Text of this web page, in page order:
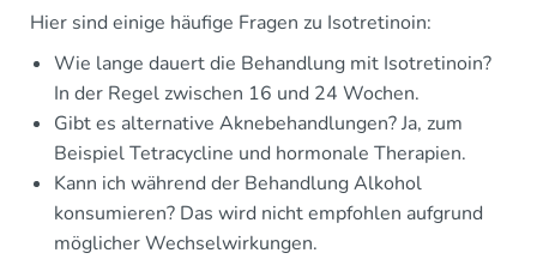
Hier sind einige häufige Fragen zu Isotretinoin:
Wie lange dauert die Behandlung mit Isotretinoin?
In der Regel zwischen 16 und 24 Wochen.
Gibt es alternative Aknebehandlungen? Ja, zum
Beispiel Tetracycline und hormonale Therapien.
Kann ich während der Behandlung Alkohol
konsumieren? Das wird nicht empfohlen aufgrund
möglicher Wechselwirkungen.